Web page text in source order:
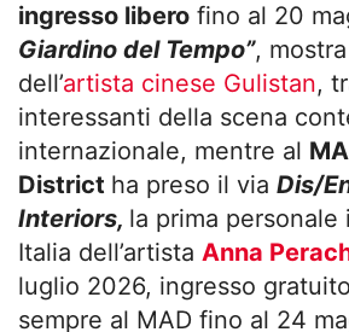
ingresso libero fino al 20
Giardino del Tempo”,
dell’artista cinese Gulistan,
interessanti della scena
internazionale, mentre al
District ha preso il via Dis/
Interiors, la prima
Italia dell’artista Anna
luglio 2026, ingresso
sempre al MAD fino al 24